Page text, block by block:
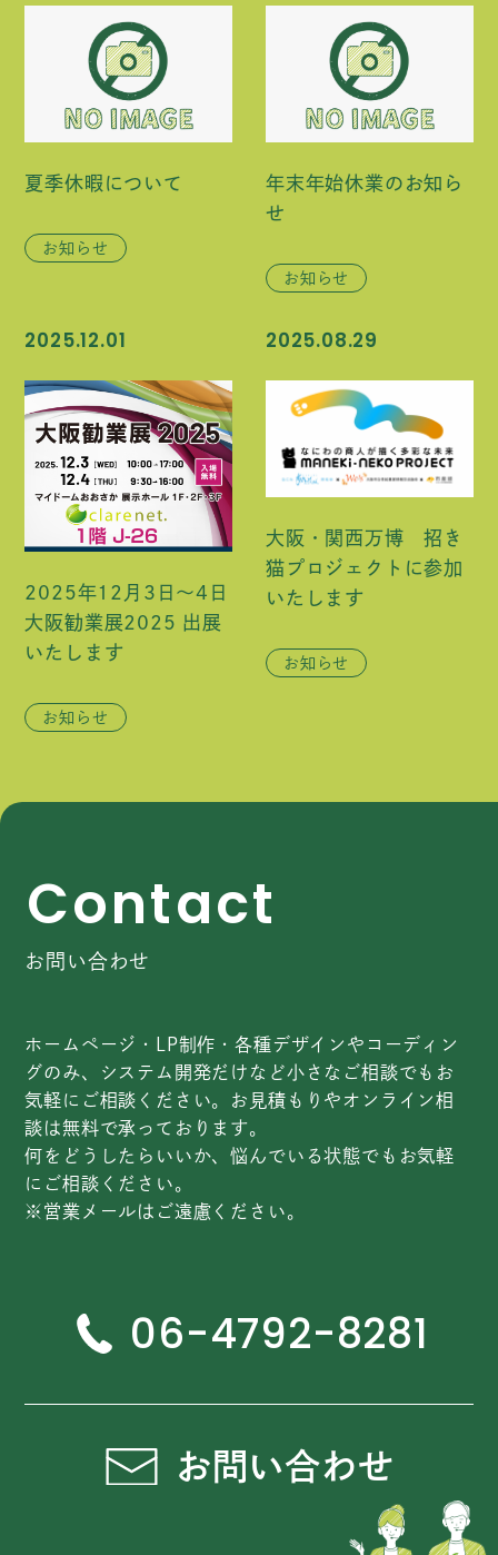
夏季休暇について
お知らせ
年末年始休業のお知ら
せ
お知らせ
2025.12.01
2025年12月3日～4日
大阪勧業展2025 出展
いたします
お知らせ
2025.08.29
大阪・関西万博 招き
猫プロジェクトに参加
いたします
お知らせ
Contact
お問い合わせ
ホームページ・LP制作・各種デザインやコーディン
グのみ、システム開発だけなど小さなご相談でもお
気軽にご相談ください。お見積もりやオンライン相
談は無料で承っております。
何をどうしたらいいか、悩んでいる状態でもお気軽
にご相談ください。
※営業メールはご遠慮ください。
06-4792-8281
お問い合わせ